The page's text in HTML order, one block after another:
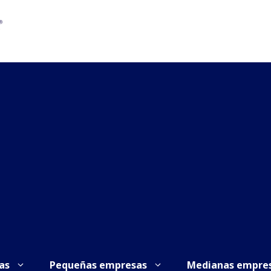
Pequeñas empresas Medianas